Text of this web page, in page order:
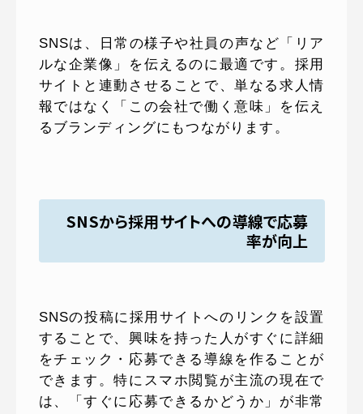
SNSは、日常の様子や社員の声など「リア
ルな企業像」を伝えるのに最適です。採用
サイトと連動させることで、単なる求人情
報ではなく「この会社で働く意味」を伝え
るブランディングにもつながります。
SNSから採用サイトへの導線で応募
率が向上
SNSの投稿に採用サイトへのリンクを設置
することで、興味を持った人がすぐに詳細
をチェック・応募できる導線を作ることが
できます。特にスマホ閲覧が主流の現在で
は、「すぐに応募できるかどうか」が非常